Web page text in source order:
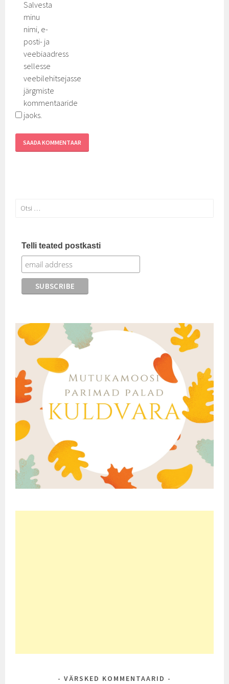
Salvesta
minu
nimi, e-
posti- ja
veebiaadress
sellesse
veebilehitsejasse
järgmiste
kommentaaride
jaoks.
Otsi:
Telli teated postkasti
VÄRSKED KOMMENTAARID